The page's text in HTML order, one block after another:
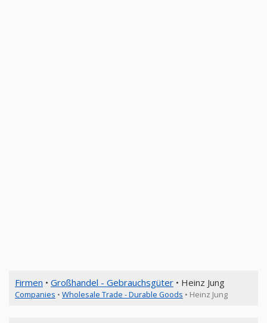
Firmen • Großhandel - Gebrauchsgüter • Heinz Jung
Companies • Wholesale Trade - Durable Goods • Heinz Jung